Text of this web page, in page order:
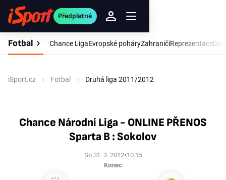
Předplatné
Fotbal Chance LigaEvropské poháryZahraničíReprezentace
iSport.cz Fotbal Druhá liga 2011/2012
Chance Národní Liga - ONLINE PŘENOS
Sparta B : Sokolov
So 31. 3. 2012 10:15
Konec